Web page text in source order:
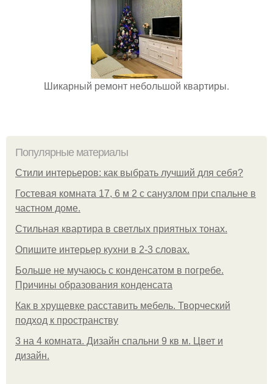
Шикарный ремонт небольшой квартиры.
Популярные материалы
Стили интерьеров: как выбрать лучший для себя?
Гостевая комната 17, 6 м 2 с санузлом при спальне в
частном доме.
Стильная квартира в светлых приятных тонах.
Опишите интерьер кухни в 2-3 словах.
Больше не мучаюсь с конденсатом в погребе.
Причины образования конденсата
Как в хрущевке расставить мебель. Творческий
подход к пространству
3 на 4 комната. Дизайн спальни 9 кв м. Цвет и
дизайн.